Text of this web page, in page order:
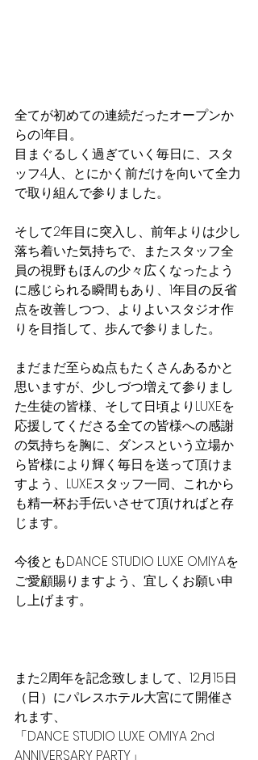
全てが初めての連続だったオープンか
らの1年目。
目まぐるしく過ぎていく毎日に、スタ
ッフ4人、とにかく前だけを向いて全力
で取り組んで参りました。
そして2年目に突入し、前年よりは少し
落ち着いた気持ちで、またスタッフ全
員の視野もほんの少々広くなったよう
に感じられる瞬間もあり、1年目の反省
点を改善しつつ、よりよいスタジオ作
りを目指して、歩んで参りました。
まだまだ至らぬ点もたくさんあるかと
思いますが、少しづつ増えて参りまし
た生徒の皆様、そして日頃よりLUXEを
応援してくださる全ての皆様への感謝
の気持ちを胸に、ダンスという立場か
ら皆様により輝く毎日を送って頂けま
すよう、LUXEスタッフ一同、これから
も精一杯お手伝いさせて頂ければと存
じます。
今後ともDANCE STUDIO LUXE OMIYAを
ご愛顧賜りますよう、宜しくお願い申
し上げます。
また2周年を記念致しまして、12月15日
（日）にパレスホテル大宮にて開催さ
れます、
「DANCE STUDIO LUXE OMIYA 2nd
ANNIVERSARY PARTY」